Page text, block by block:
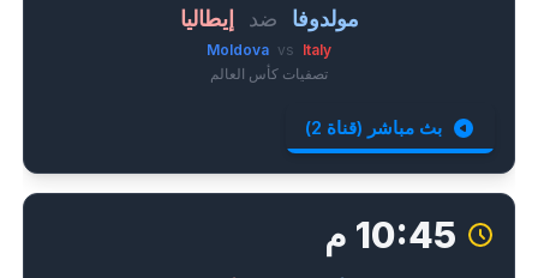
مولدوفا ضد إيطاليا
Moldova vs Italy
تصفيات كأس العالم
بث مباشر (قناة 2)
10:45 م